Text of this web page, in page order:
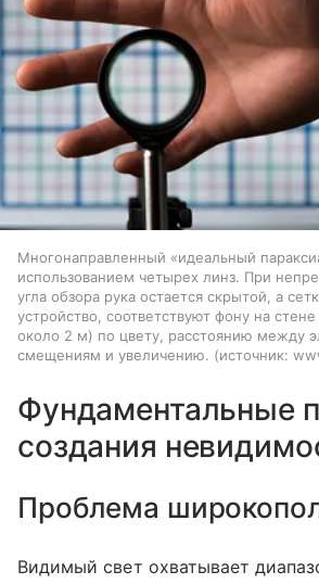
Многонаправленный «идеальный
использованием четырех линз. При
угла обзора рука остается скрытой, а
устройство, соответствуют фону на
около 2 м) по цвету, расстоянию между
смещениям и увеличению.
источник:
Фундаментальные
создания
Проблема
Видимый свет охватывает